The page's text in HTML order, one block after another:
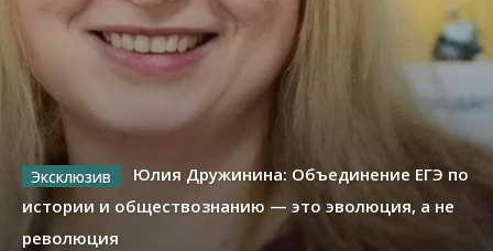
Юлия Дружинина: Объединение ЕГЭ по
истории и обществознанию — это эволюция, а не
революция